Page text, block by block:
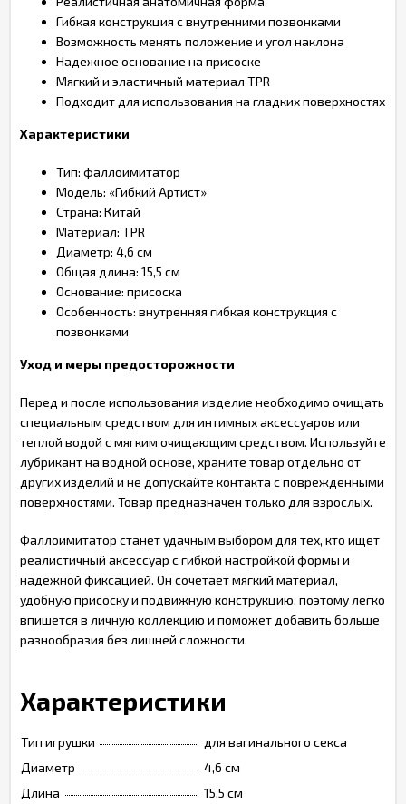
Гибкая конструкция с внутренними позвонками
Возможность менять положение и угол наклона
Надежное основание на присоске
Мягкий и эластичный материал TPR
Подходит для использования на гладких поверхностях
Характеристики
Тип: фаллоимитатор
Модель: «Гибкий Артист»
Страна: Китай
Материал: TPR
Диаметр: 4,6 см
Общая длина: 15,5 см
Основание: присоска
Особенность: внутренняя гибкая конструкция с
позвонками
Уход и меры предосторожности
Перед и после использования изделие необходимо очищать
специальным средством для интимных аксессуаров или
теплой водой с мягким очищающим средством. Используйте
лубрикант на водной основе, храните товар отдельно от
других изделий и не допускайте контакта с поврежденными
поверхностями. Товар предназначен только для взрослых.
Фаллоимитатор станет удачным выбором для тех, кто ищет
реалистичный аксессуар с гибкой настройкой формы и
надежной фиксацией. Он сочетает мягкий материал,
удобную присоску и подвижную конструкцию, поэтому легко
впишется в личную коллекцию и поможет добавить больше
разнообразия без лишней сложности.
Характеристики
Тип игрушки
для вагинального секса
Диаметр
4,6 см
Длина
15,5 см